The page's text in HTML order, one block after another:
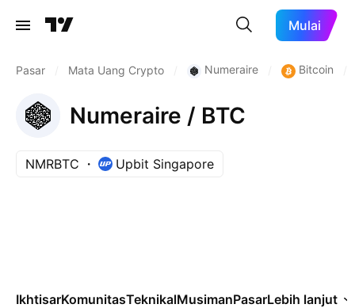
Mulai
Pasar Mata Uang Crypto Numeraire Bitcoin
Numeraire / BTC
NMRBTC Upbit Singapore
IkhtisarKomunitasTeknikalMusimanPasarLebih lanjut